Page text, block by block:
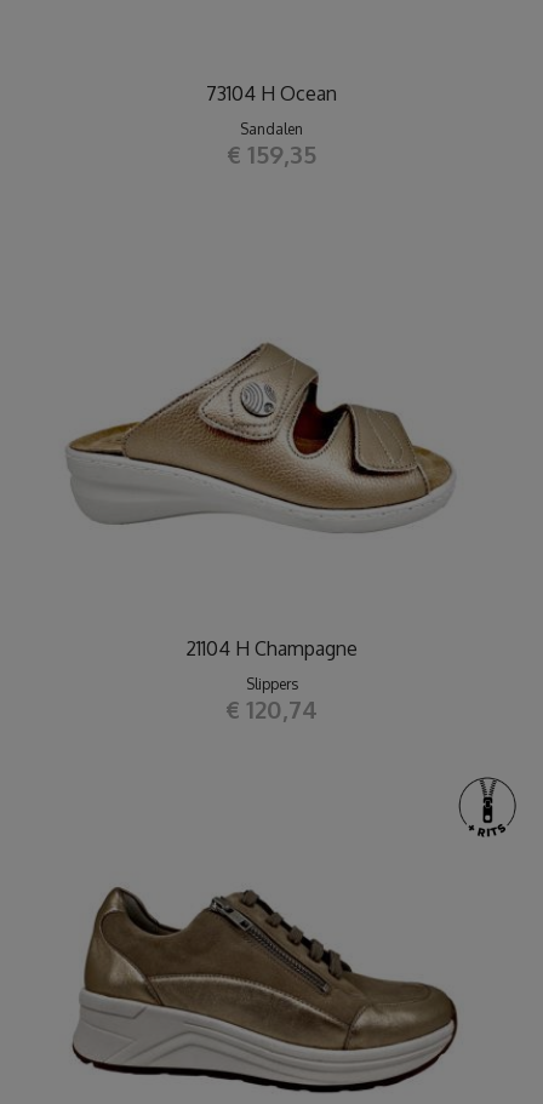
73104 H Ocean
Sandalen
€ 159,35
21104 H Champagne
Slippers
€ 120,74